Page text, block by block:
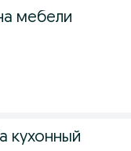
мебели
кухонный